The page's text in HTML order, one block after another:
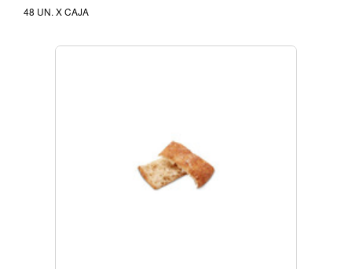
48 UN. X CAJA